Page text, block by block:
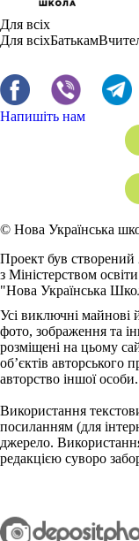
Для всіх
Для всіхБатькам
Напишіть нам
© Нова Українська
Проект був створений
з Міністерством
"Нова Українська
Усі виключні майнові
фото, зображення та
розміщені на цьому
об’єктів авторського
авторство іншої особи.
Використання
посиланням (для
джерело.
редакцією суворо